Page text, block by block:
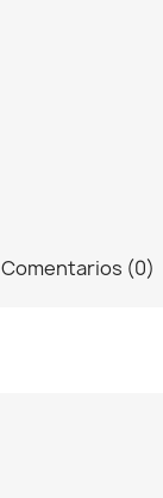
Comentarios (0)